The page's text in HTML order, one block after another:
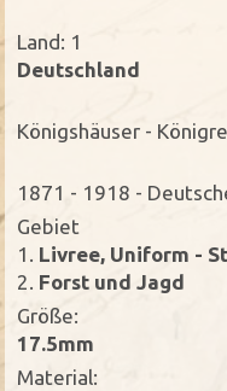
Land: 1
Deutschland
Königshäuser -
1871 - 1918 -
Gebiet
1.
Livree, Uniform -
2. Forst und Jagd
Größe:
17.5mm
Material: